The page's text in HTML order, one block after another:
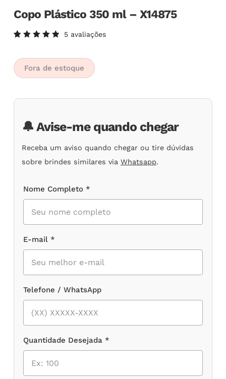
Copo Plástico 350 ml – X14875
5.00de
5, com
baseado
em
clientes
5avaliações
Fora de estoque
🔔 Avise-me quando chegar
Receba um aviso quando chegar ou tire dúvidas
sobre brindes similares via Whatsapp.
Nome Completo *
E-mail *
Telefone / WhatsApp
Quantidade Desejada *